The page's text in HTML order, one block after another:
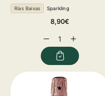
Rías Baixas Sparkling
Regular
8,90€
Decrease
quantity
Increase
quantity
for